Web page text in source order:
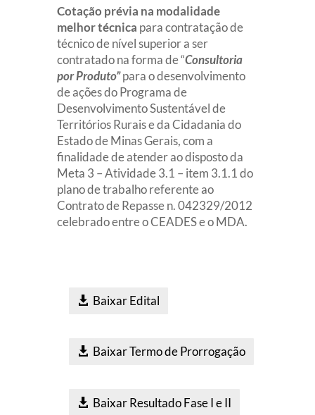
Cotação prévia na modalidade
melhor técnica para contratação de
técnico de nível superior a ser
contratado na forma de “Consultoria
por Produto”para o desenvolvimento
de ações do Programa de
Desenvolvimento Sustentável de
Territórios Rurais e da Cidadania do
Estado de Minas Gerais, com a
finalidade de atender ao disposto da
Meta 3 – Atividade 3.1 – item 3.1.1 do
plano de trabalho referente ao
Contrato de Repasse n. 042329/2012
celebrado entre o CEADES e o MDA.
Baixar Edital
Baixar Termo de Prorrogação
Baixar Resultado Fase I e II